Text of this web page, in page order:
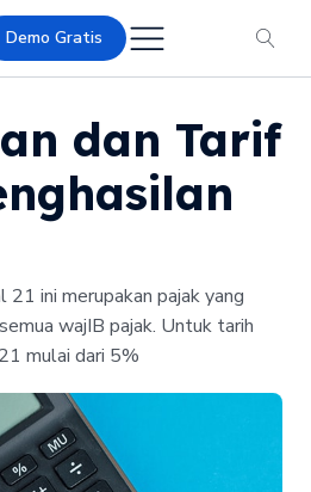
Demo Gratis
dan Tarif
21 ini merupakan pajak yang
wajIB pajak. Untuk tarih
mulai dari 5%